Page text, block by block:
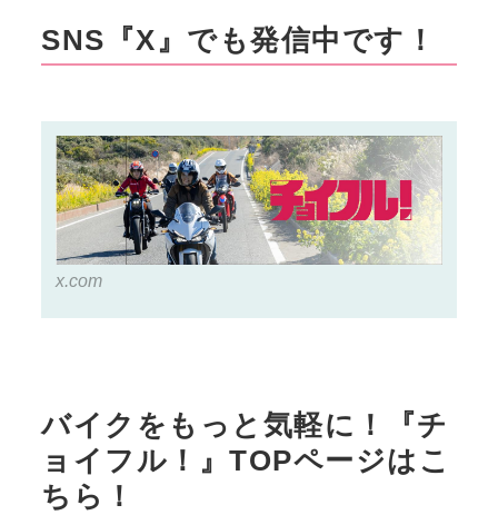
SNS『X』でも発信中です！
x.com
バイクをもっと気軽に！『チ
ョイフル！』TOPページはこ
ちら！